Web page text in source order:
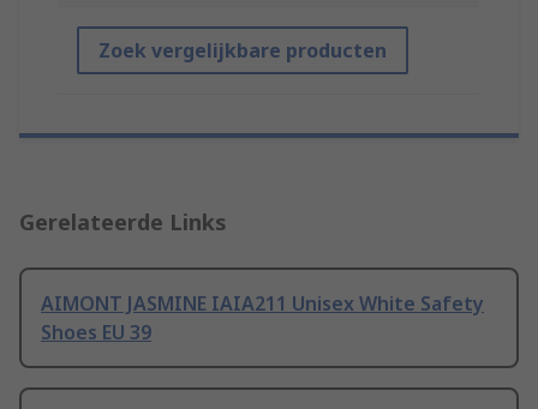
Zoek vergelijkbare producten
Gerelateerde Links
AIMONT JASMINE IAIA211 Unisex White Safety
Shoes EU 39